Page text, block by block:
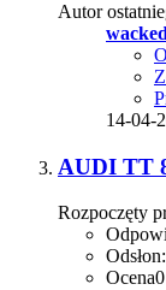
Autor
wacked
14-04-
AUDI TT
Rozpoczęty